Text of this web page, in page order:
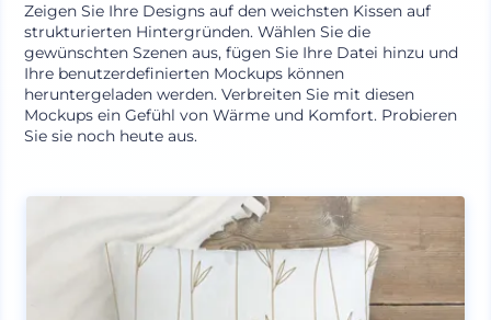
Zeigen Sie Ihre Designs auf den weichsten Kissen auf
strukturierten Hintergründen. Wählen Sie die
gewünschten Szenen aus, fügen Sie Ihre Datei hinzu und
Ihre benutzerdefinierten Mockups können
heruntergeladen werden. Verbreiten Sie mit diesen
Mockups ein Gefühl von Wärme und Komfort. Probieren
Sie sie noch heute aus.